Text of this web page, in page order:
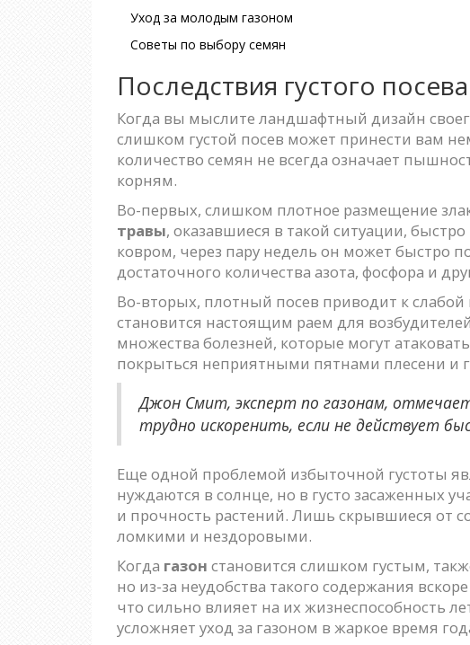
Уход за молодым газоном
Советы по выбору семян
Последствия густого посева
Когда вы мыслите ландшафтный дизайн
слишком густой посев может принести вам
количество семян не всегда означает
корням.
Во-первых, слишком плотное размещение
травы, оказавшиеся в такой ситуации,
ковром, через пару недель он может быстро
достаточного количества азота, фосфора и
Во-вторых, плотный посев приводит к слабой
становится настоящим раем для
множества болезней, которые могут
покрыться неприятными пятнами плесени и
Джон Смит, эксперт по газонам,
трудно искоренить, если не действует
Еще одной проблемой избыточной густоты
нуждаются в солнце, но в густо засаженных
и прочность растений. Лишь скрывшиеся от
ломкими и нездоровыми.
Когда газон становится слишком густым,
но из-за неудобства такого содержания
что сильно влияет на их жизнеспособность
усложняет уход за газоном в жаркое время